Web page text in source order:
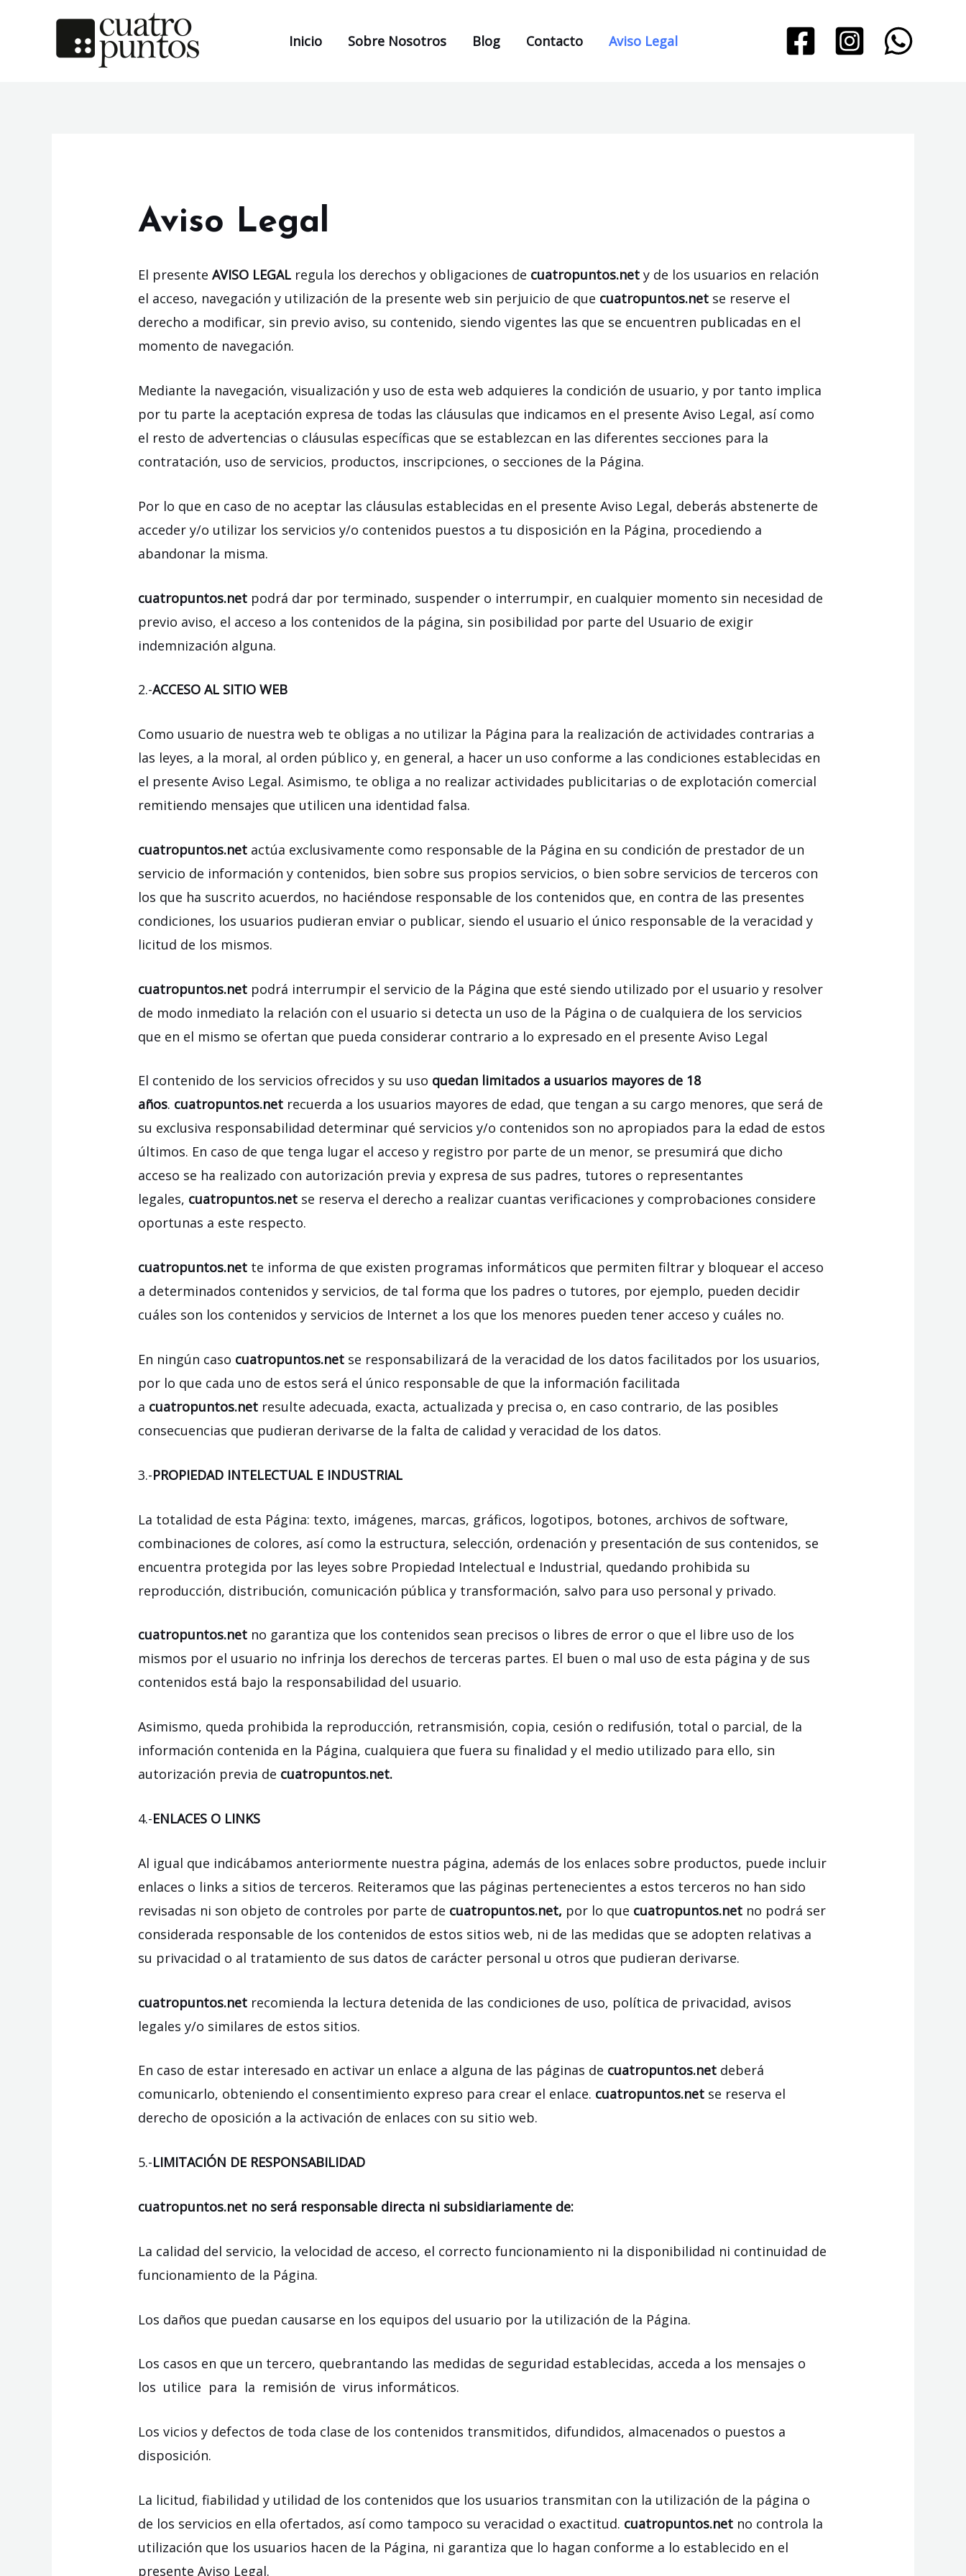
Inicio Sobre Nosotros Blog Contacto Aviso Legal
Aviso Legal
El presenteAVISO LEGAL regula los derechos y obligaciones de cuatropuntos.net y de los usuarios en relación
el acceso, navegación y utilización de la presente web sin perjuicio de que cuatropuntos.net se reserve el
derecho a modificar, sin previo aviso, su contenido, siendo vigentes las que se encuentren publicadas en el
momento de navegación.
Mediante la navegación, visualización y uso de esta web adquieres la condición de usuario, y por tanto implica
por tu parte la aceptación expresa de todas las cláusulas que indicamos en el presente Aviso Legal, así como
el resto de advertencias o cláusulas específicas que se establezcan en las diferentes secciones para la
contratación, uso de servicios, productos, inscripciones, o secciones de la Página.
Por lo que en caso de no aceptar las cláusulas establecidas en el presente Aviso Legal, deberás abstenerte de
acceder y/o utilizar los servicios y/o contenidos puestos a tu disposición en la Página, procediendo a
abandonar la misma.
cuatropuntos.net podrá dar por terminado, suspender o interrumpir, en cualquier momento sin necesidad de
previo aviso, el acceso a los contenidos de la página, sin posibilidad por parte del Usuario de exigir
indemnización alguna.
2.-ACCESO AL SITIO WEB
Como usuario de nuestra web te obligas a no utilizar la Página para la realización de actividades contrarias a
las leyes, a la moral, al orden público y, en general, a hacer un uso conforme a las condiciones establecidas en
el presente Aviso Legal. Asimismo, te obliga a no realizar actividades publicitarias o de explotación comercial
remitiendo mensajes que utilicen una identidad falsa.
cuatropuntos.net actúa exclusivamente como responsable de la Página en su condición de prestador de un
servicio de información y contenidos, bien sobre sus propios servicios, o bien sobre servicios de terceros con
los que ha suscrito acuerdos, no haciéndose responsable de los contenidos que, en contra de las presentes
condiciones, los usuarios pudieran enviar o publicar, siendo el usuario el único responsable de la veracidad y
licitud de los mismos.
cuatropuntos.net podrá interrumpir el servicio de la Página que esté siendo utilizado por el usuario y resolver
de modo inmediato la relación con el usuario si detecta un uso de la Página o de cualquiera de los servicios
que en el mismo se ofertan que pueda considerar contrario a lo expresado en el presente Aviso Legal
El contenido de los servicios ofrecidos y su uso quedan limitados a usuarios mayores de 18
años. cuatropuntos.net recuerda a los usuarios mayores de edad, que tengan a su cargo menores, que será de
su exclusiva responsabilidad determinar qué servicios y/o contenidos son no apropiados para la edad de estos
últimos. En caso de que tenga lugar el acceso y registro por parte de un menor, se presumirá que dicho
acceso se ha realizado con autorización previa y expresa de sus padres, tutores o representantes
legales, cuatropuntos.net se reserva el derecho a realizar cuantas verificaciones y comprobaciones considere
oportunas a este respecto.
cuatropuntos.net te informa de que existen programas informáticos que permiten filtrar y bloquear el acceso
a determinados contenidos y servicios, de tal forma que los padres o tutores, por ejemplo, pueden decidir
cuáles son los contenidos y servicios de Internet a los que los menores pueden tener acceso y cuáles no.
En ningún caso cuatropuntos.net se responsabilizará de la veracidad de los datos facilitados por los usuarios,
por lo que cada uno de estos será el único responsable de que la información facilitada
a cuatropuntos.net resulte adecuada, exacta, actualizada y precisa o, en caso contrario, de las posibles
consecuencias que pudieran derivarse de la falta de calidad y veracidad de los datos.
3.-PROPIEDAD INTELECTUAL E INDUSTRIAL
La totalidad de esta Página: texto, imágenes, marcas, gráficos, logotipos, botones, archivos de software,
combinaciones de colores, así como la estructura, selección, ordenación y presentación de sus contenidos, se
encuentra protegida por las leyes sobre Propiedad Intelectual e Industrial, quedando prohibida su
reproducción, distribución, comunicación pública y transformación, salvo para uso personal y privado.
cuatropuntos.net no garantiza que los contenidos sean precisos o libres de error o que el libre uso de los
mismos por el usuario no infrinja los derechos de terceras partes. El buen o mal uso de esta página y de sus
contenidos está bajo la responsabilidad del usuario.
Asimismo, queda prohibida la reproducción, retransmisión, copia, cesión o redifusión, total o parcial, de la
información contenida en la Página, cualquiera que fuera su finalidad y el medio utilizado para ello, sin
autorización previa de cuatropuntos.net.
4.-ENLACES O LINKS
Al igual que indicábamos anteriormente nuestra página, además de los enlaces sobre productos, puede incluir
enlaces o links a sitios de terceros. Reiteramos que las páginas pertenecientes a estos terceros no han sido
revisadas ni son objeto de controles por parte de cuatropuntos.net, por lo que cuatropuntos.net no podrá ser
considerada responsable de los contenidos de estos sitios web, ni de las medidas que se adopten relativas a
su privacidad o al tratamiento de sus datos de carácter personal u otros que pudieran derivarse.
cuatropuntos.net recomienda la lectura detenida de las condiciones de uso, política de privacidad, avisos
legales y/o similares de estos sitios.
En caso de estar interesado en activar un enlace a alguna de las páginas de cuatropuntos.net deberá
comunicarlo, obteniendo el consentimiento expreso para crear el enlace. cuatropuntos.net se reserva el
derecho de oposición a la activación de enlaces con su sitio web.
5.-LIMITACIÓN DE RESPONSABILIDAD
cuatropuntos.net no será responsable directa ni subsidiariamente de:
La calidad del servicio, la velocidad de acceso, el correcto funcionamiento ni la disponibilidad ni continuidad de
funcionamiento de la Página.
Los daños que puedan causarse en los equipos del usuario por la utilización de la Página.
Los casos en que un tercero, quebrantando las medidas de seguridad establecidas, acceda a los mensajes o
los utilice para la remisión de virus informáticos.
Los vicios y defectos de toda clase de los contenidos transmitidos, difundidos, almacenados o puestos a
disposición.
La licitud, fiabilidad y utilidad de los contenidos que los usuarios transmitan con la utilización de la página o
de los servicios en ella ofertados, así como tampoco su veracidad o exactitud. cuatropuntos.net no controla la
utilización que los usuarios hacen de la Página, ni garantiza que lo hagan conforme a lo establecido en el
presente Aviso Legal.